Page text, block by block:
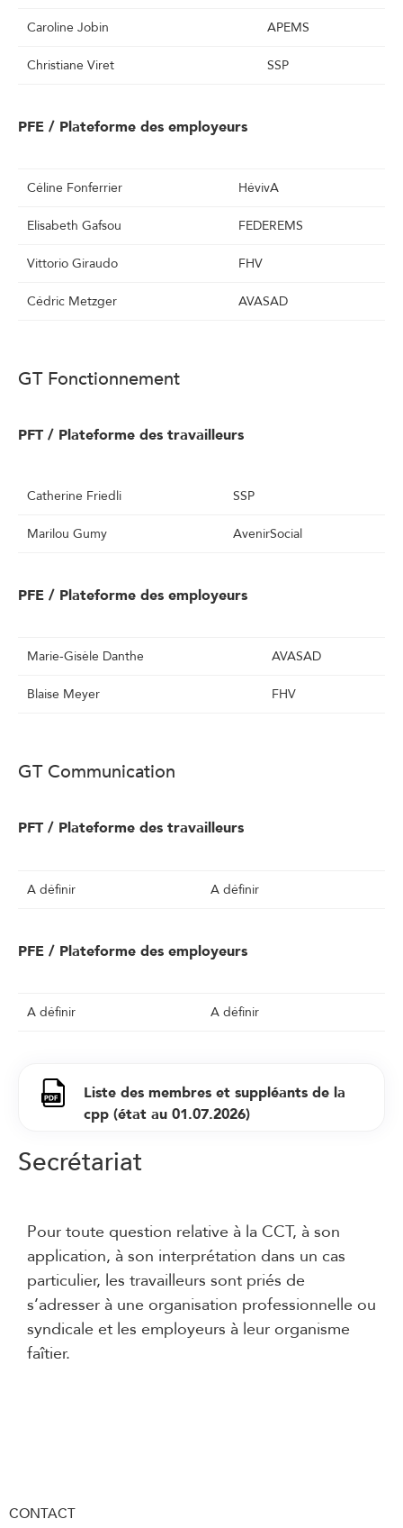
Caroline Jobin APEMS
Christiane Viret SSP
PFE / Plateforme des employeurs
Céline Fonferrier HévivA
Elisabeth Gafsou FEDEREMS
Vittorio Giraudo FHV
Cédric Metzger AVASAD
GT Fonctionnement
PFT / Plateforme des travailleurs
Catherine Friedli SSP
Marilou Gumy AvenirSocial
PFE / Plateforme des employeurs
Marie-Gisèle Danthe AVASAD
Blaise Meyer FHV
GT Communication
PFT / Plateforme des travailleurs
A définir A définir
PFE / Plateforme des employeurs
A définir A définir
Liste des membres et suppléants de la
cpp (état au 01.07.2026)
Secrétariat
Pour toute question relative à la CCT, à son
application, à son interprétation dans un cas
particulier, les travailleurs sont priés de
s’adresser à une organisation professionnelle ou
syndicale et les employeurs à leur organisme
faîtier.
CONTACT